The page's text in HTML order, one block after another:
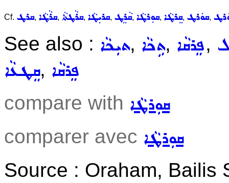
Cf. ܩܪܛ, ܩܪܵܛܵܐ, ܩܪܵܛܬܵܐ, ܩܪܝܼܛܵܐ, ܩܵܪܸܛ, ܩܘܼܪܛܵܐ, ܩܸܪܛܵܐ, ܩܘܿܪܛ,
See also : ܬܝܼܟܵܐ, ܬܹܟܵܐ, ܦܸܪܩܵܐ,
ܩܸܛܥܵܐ, ܦܸܪܩܵܐ
compare with ܩܘܼܪܛܵܐ
comparer avec ܩܘܼܪܛܵܐ
Source : Oraham, Bailis